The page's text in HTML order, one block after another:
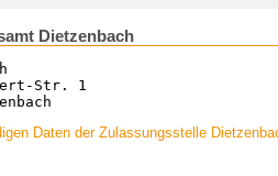
Dietzenbach
Str. 1
Daten der Zulassungsstelle